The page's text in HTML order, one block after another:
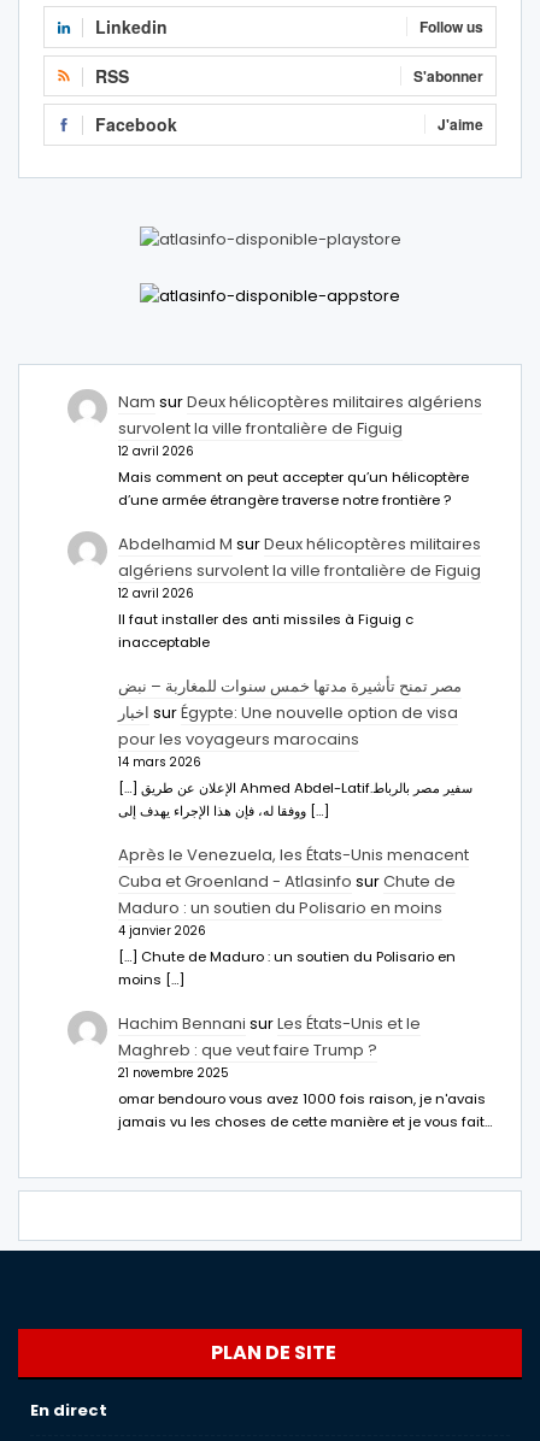
Linkedin Follow us
RSS S'abonner
Facebook J'aime
Nam surDeux hélicoptères militaires algériens
survolent la ville frontalière de Figuig
12 avril 2026
Mais comment on peut accepter qu’un hélicoptère
d’une armée étrangère traverse notre frontière ?
Abdelhamid M surDeux hélicoptères militaires
algériens survolent la ville frontalière de Figuig
12 avril 2026
Il faut installer des anti missiles à Figuig c
inacceptable
مصر تمنح تأشيرة مدتها خمس سنوات للمغاربة – نبض
اخبار surÉgypte: Une nouvelle option de visa
pour les voyageurs marocains
14 mars 2026
[…] الإعلان عن طريق Ahmed Abdel-Latifسفير مصر بالرباط.
ووفقا له، فإن هذا الإجراء يهدف إلى […]
Après le Venezuela, les États-Unis menacent
Cuba et Groenland - Atlasinfo surChute de
Maduro : un soutien du Polisario en moins
4 janvier 2026
[…] Chute de Maduro : un soutien du Polisario en
moins […]
Hachim Bennani surLes États-Unis et le
Maghreb : que veut faire Trump ?
21 novembre 2025
omar bendouro vous avez 1000 fois raison, je n'avais
jamais vu les choses de cette manière et je vous fait…
PLAN DE SITE
En direct